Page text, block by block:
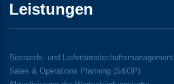
Leistungen
Bestands- und Lieferbereitschaftsmanagement
Sales & Operations Planning (S&OP)